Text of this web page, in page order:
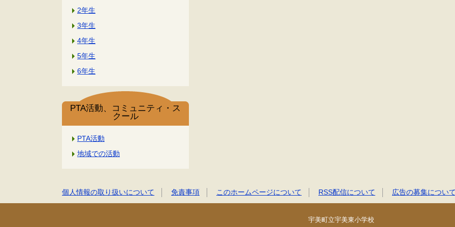
2年生
3年生
4年生
5年生
6年生
PTA活動、コミュニティ・ス
クール
PTA活動
地域での活動
個人情報の取り扱いについて 免責事項 このホームページについて RSS配信について 広告の募集につい
宇美町立宇美東小学校